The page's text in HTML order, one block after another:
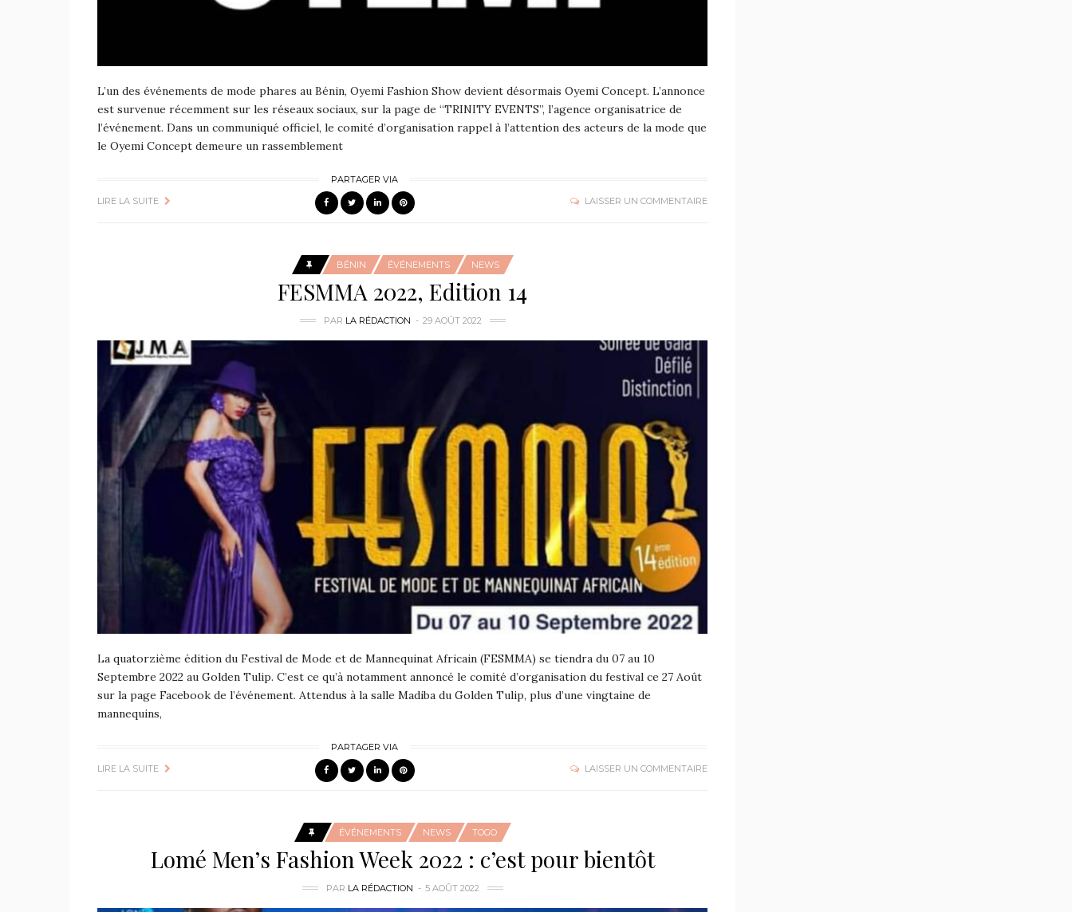
L’un des événements de mode phares au Bénin, Oyemi Fashion Show devient désormais Oyemi Concept. L’annonce
est survenue récemment sur les réseaux sociaux, sur la page de “TRINITY EVENTS”, l’agence organisatrice de
l’événement. Dans un communiqué officiel, le comité d’organisation rappel à l’attention des acteurs de la mode que
le Oyemi Concept demeure un rassemblement
LIRE LA SUITE
PARTAGER VIA
LAISSER UN COMMENTAIRE
BÉNIN ÉVÉNEMENTS NEWS
FESMMA 2022, Edition 14
PAR LA RÉDACTION 29 AOÛT 2022
La quatorzième édition du Festival de Mode et de Mannequinat Africain (FESMMA) se tiendra du 07 au 10
Septembre 2022 au Golden Tulip. C’est ce qu’à notamment annoncé le comité d’organisation du festival ce 27 Août
sur la page Facebook de l’événement. Attendus à la salle Madiba du Golden Tulip, plus d’une vingtaine de
mannequins,
LIRE LA SUITE
PARTAGER VIA
LAISSER UN COMMENTAIRE
ÉVÉNEMENTS NEWS TOGO
Lomé Men’s Fashion Week 2022 : c’est pour bientôt
PAR LA RÉDACTION 5 AOÛT 2022